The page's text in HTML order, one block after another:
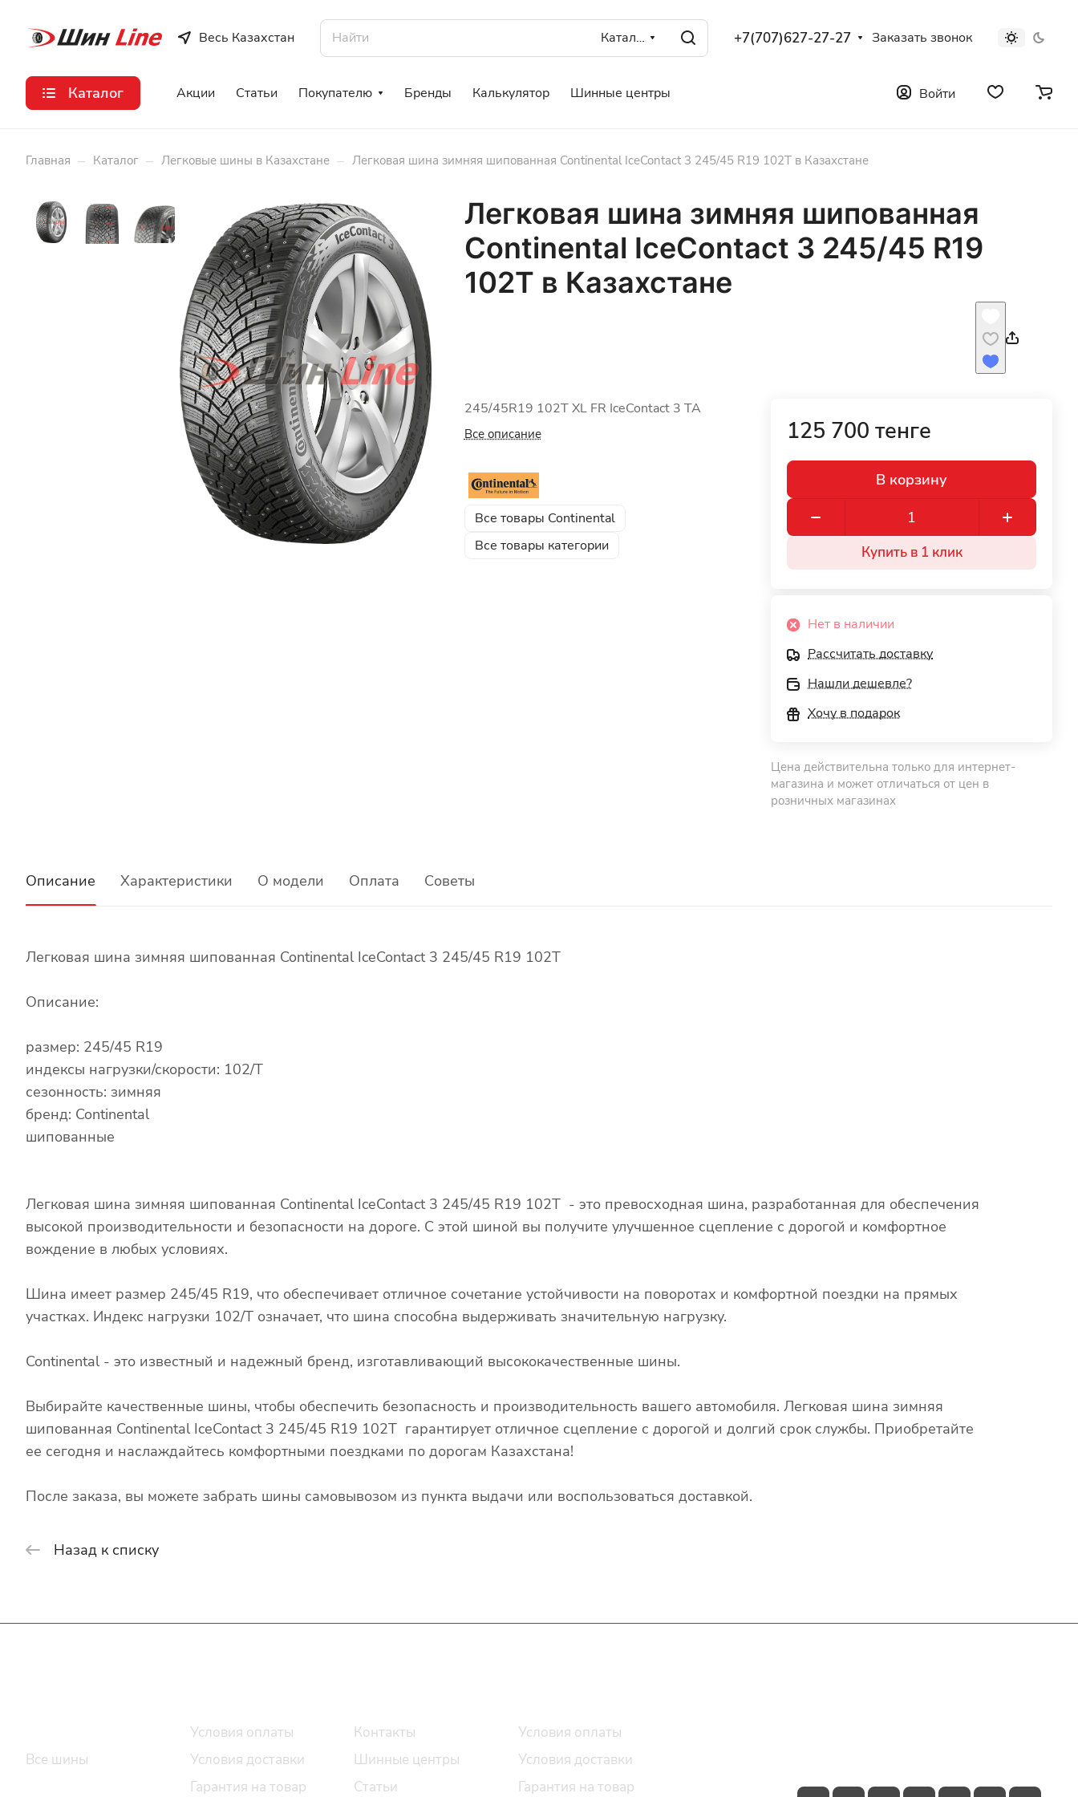
Весь Казахстан Каталог +7(707)627-27-27 Заказать звонок
Каталог Акции Статьи Покупателю Бренды Калькулятор Шинные центры Войти
Главная – Каталог – Легковые шины в Казахстане – Легковая шина зимняя шипованная Continental IceContact 3 245/45 R19 102T в Казахстане
Легковая шина зимняя шипованная
Continental IceContact 3 245/45 R19
102T в Казахстане
245/45R19 102T XL FR IceContact 3 TA
Все описание
Все товары Continental
Все товары категории
125 700 тенге
В корзину
Купить в 1 клик
Нет в наличии
Рассчитать доставку
Нашли дешевле?
Хочу в подарок
Цена действительна только для интернет-
магазина и может отличаться от цен в
розничных магазинах
Описание Характеристики О модели Оплата Советы
Легковая шина зимняя шипованная Continental IceContact 3 245/45 R19 102T
Описание:
размер: 245/45 R19
индексы нагрузки/скорости: 102/T
сезонность: зимняя
бренд: Continental
шипованные
Легковая шина зимняя шипованная Continental IceContact 3 245/45 R19 102T - это превосходная шина, разработанная для обеспечения
высокой производительности и безопасности на дороге. С этой шиной вы получите улучшенное сцепление с дорогой и комфортное
вождение в любых условиях.
Шина имеет размер 245/45 R19, что обеспечивает отличное сочетание устойчивости на поворотах и комфортной поездки на прямых
участках. Индекс нагрузки 102/T означает, что шина способна выдерживать значительную нагрузку.
Continental - это известный и надежный бренд, изготавливающий высококачественные шины.
Выбирайте качественные шины, чтобы обеспечить безопасность и производительность вашего автомобиля. Легковая шина зимняя
шипованная Continental IceContact 3 245/45 R19 102T гарантирует отличное сцепление с дорогой и долгий срок службы. Приобретайте
ее сегодня и наслаждайтесь комфортными поездками по дорогам Казахстана!
После заказа, вы можете забрать шины самовывозом из пункта выдачи или воспользоваться доставкой.
Назад к списку
Все шины
Условия оплаты
Условия доставки
Гарантия на товар
Контакты
Шинные центры
Статьи
Условия оплаты
Условия доставки
Гарантия на товар